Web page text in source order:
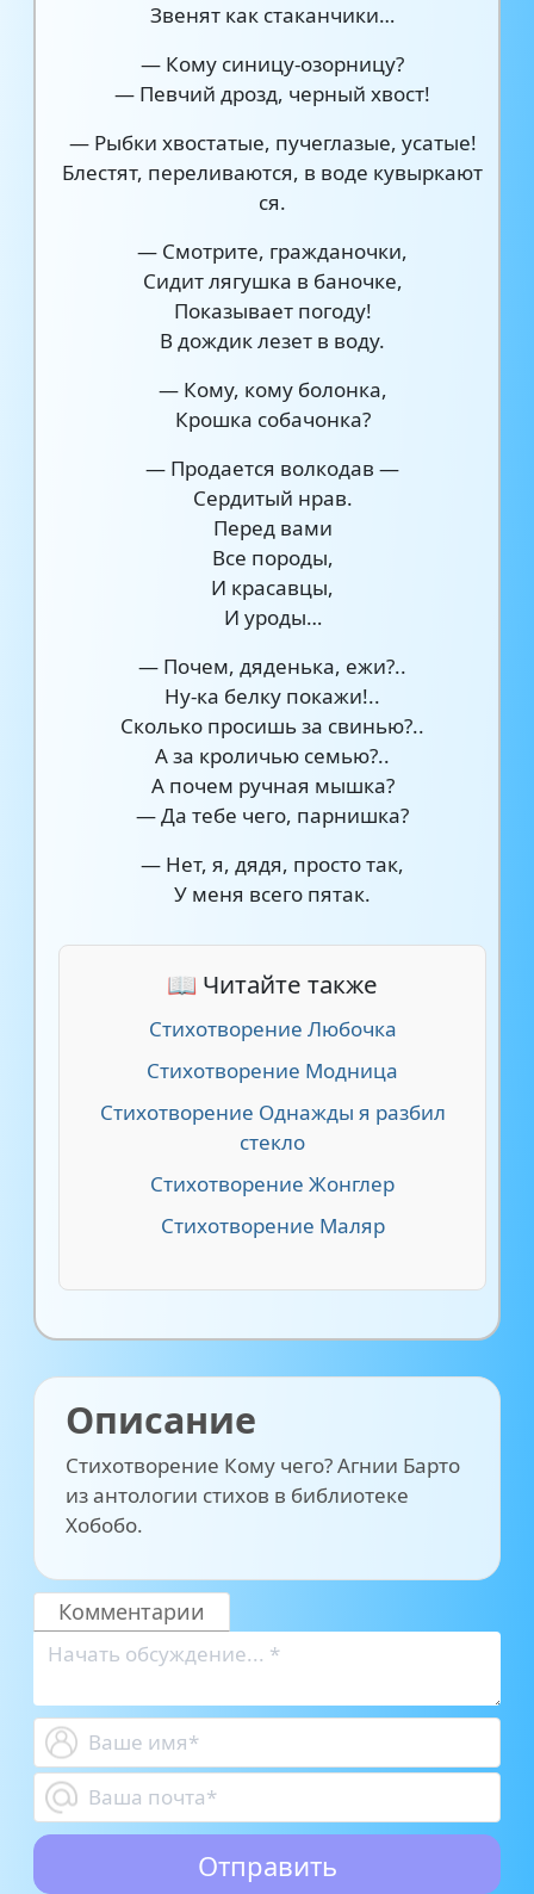
Звенят как стаканчики…
— Кому синицу-озорницу?
— Певчий дрозд, черный хвост!
— Рыбки хвостатые, пучеглазые, усатые!
Блестят, переливаются, в воде кувыркают
ся.
— Смотрите, гражданочки,
Сидит лягушка в баночке,
Показывает погоду!
В дождик лезет в воду.
— Кому, кому болонка,
Крошка собачонка?
— Продается волкодав —
Сердитый нрав.
Перед вами
Все породы,
И красавцы,
И уроды…
— Почем, дяденька, ежи?..
Ну-ка белку покажи!..
Сколько просишь за свинью?..
А за кроличью семью?..
А почем ручная мышка?
— Да тебе чего, парнишка?
— Нет, я, дядя, просто так,
У меня всего пятак.
📖 Читайте также
Стихотворение Любочка
Стихотворение Модница
Стихотворение Однажды я разбил
стекло
Стихотворение Жонглер
Стихотворение Маляр
Описание
Стихотворение Кому чего? Агнии Барто
из антологии стихов в библиотеке
Хобобо.
Комментарии